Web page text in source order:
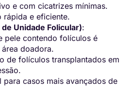
e com cicatrizes mínimas.
rápida e eficiente.
Unidade Folicular):
pele contendo folículos é
doadora.
de folículos transplantados em
para casos mais avançados de